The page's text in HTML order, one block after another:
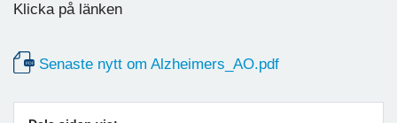
Klicka på länken
Senaste nytt om Alzheimers_AO.pdf